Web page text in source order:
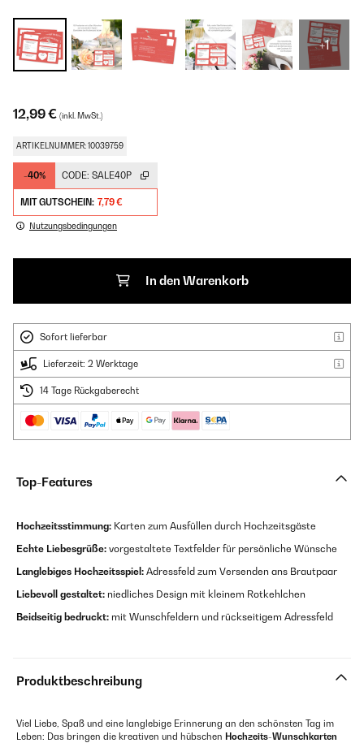
+1
12,99 € (inkl. MwSt.)
ARTIKELNUMMER: 10039759
-40% CODE: SALE40P
MIT GUTSCHEIN: 7,79 €
Nutzungsbedingungen
In den Warenkorb
Sofort lieferbar
Lieferzeit: 2 Werktage
14 Tage Rückgaberecht
Top-Features
Hochzeitsstimmung: Karten zum Ausfüllen durch Hochzeitsgäste
Echte Liebesgrüße: vorgestaltete Textfelder für persönliche Wünsche
Langlebiges Hochzeitsspiel: Adressfeld zum Versenden ans Brautpaar
Liebevoll gestaltet: niedliches Design mit kleinem Rotkehlchen
Beidseitig bedruckt: mit Wunschfeldern und rückseitigem Adressfeld
Produktbeschreibung
Viel Liebe, Spaß und eine langlebige Erinnerung an den schönsten Tag im
Leben: Das bringen die kreativen und hübschen Hochzeits-Wunschkarten